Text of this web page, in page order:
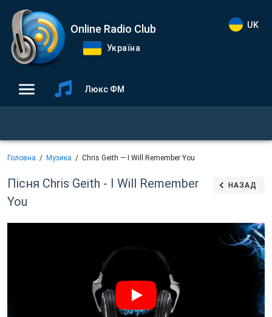
Online Radio Club
Україна
UK
Люкс ФМ
Головна Музика Chris Geith — I Will Remember You
Пісня Chris Geith - I Will Remember
You
НАЗАД